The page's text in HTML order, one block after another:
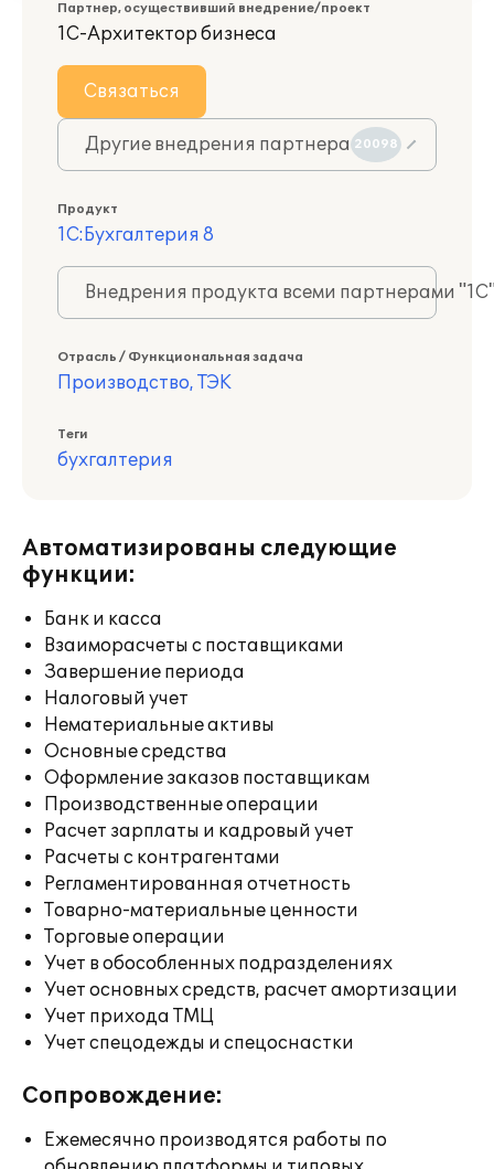
Партнер, осуществивший внедрение/проект
1С-Архитектор бизнеса
Связаться
Другие внедрения партнера 20098
Продукт
1С:Бухгалтерия 8
Внедрения продукта всеми партнерами
Отрасль / Функциональная задача
Производство, ТЭК
Теги
бухгалтерия
Автоматизированы следующие
функции:
Банк и касса
Взаиморасчеты с поставщиками
Завершение периода
Налоговый учет
Нематериальные активы
Основные средства
Оформление заказов поставщикам
Производственные операции
Расчет зарплаты и кадровый учет
Расчеты с контрагентами
Регламентированная отчетность
Товарно-материальные ценности
Торговые операции
Учет в обособленных подразделениях
Учет основных средств, расчет амортизации
Учет прихода ТМЦ
Учет спецодежды и спецоснастки
Сопровождение:
Ежемесячно производятся работы по